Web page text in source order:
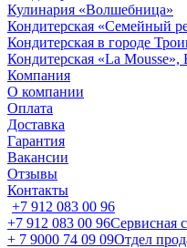
Кулинария «Волшебница»
Кондитерская «Семейный
Кондитерская в городе
Кондитерская «La
Компания
О компании
Оплата
Доставка
Гарантия
Вакансии
Отзывы
Контакты
+7 912 083 00 96
+7 912 083 00 96Сервисная
+ 7 9000 74 09 09Отдел